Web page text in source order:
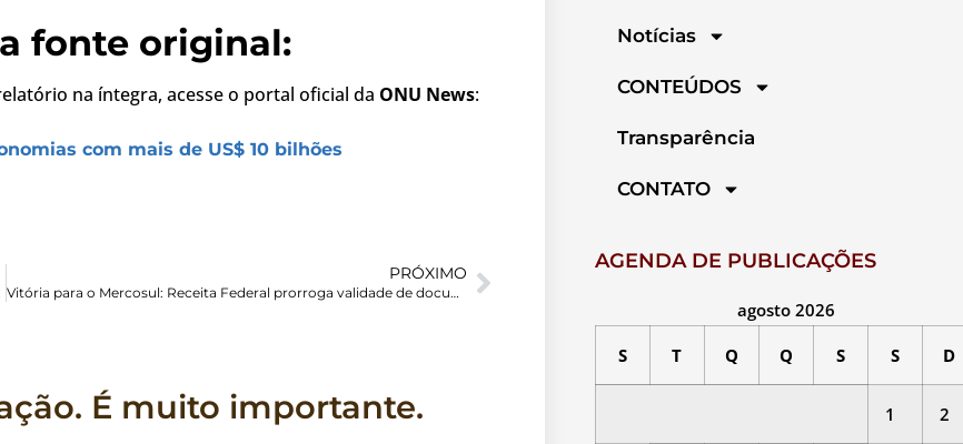
fonte original:
na íntegra, acesse o portal oficial da ONU News:
com mais de US$ 10 bilhões
PRÓXIMO
Vitória para o Mercosul: Receita Federal prorroga validade de documentos de identidade para gestão do CPF
É muito importante.
Notícias
CONTEÚDOS
Transparência
CONTATO
AGENDA DE PUBLICAÇÕES
agosto 2026
S T Q Q S S D
1 2